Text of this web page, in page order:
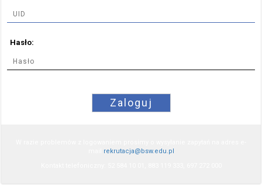
Hasło:
Zaloguj
rekrutacja@bsw.edu.pl